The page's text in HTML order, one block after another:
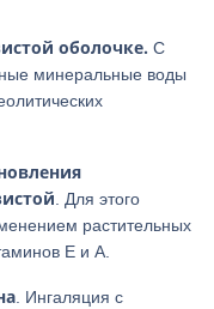
оболочке. С
минеральные воды
. Для этого
растительных
Е и А.
. Ингаляция с